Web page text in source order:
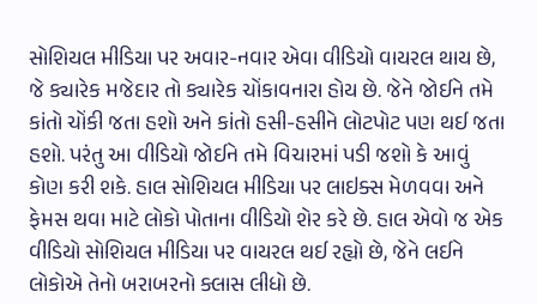
સોશિયલ મીડિયા પર અવાર-નવાર એવા વીડિયો વાયરલ થાય છે,
જે ક્યારેક મજેદાર તો ક્યારેક ચોંકાવનારા હોય છે. જેને જોઈને તમે
કાંતો ચોંકી જતા હશો અને કાંતો હસી-હસીને લોટપોટ પણ થઈ જતા
હશો. પરંતુ આ વીડિયો જોઈને તમે વિચારમાં પડી જશો કે આવું
કોણ કરી શકે. હાલ સોશિયલ મીડિયા પર લાઇક્સ મેળવવા અને
ફેમસ થવા માટે લોકો પોતાના વીડિયો શેર કરે છે. હાલ એવો જ એક
વીડિયો સોશિયલ મીડિયા પર વાયરલ થઈ રહ્યો છે, જેને લઈને
લોકોએ તેનો બરાબરનો ક્લાસ લીધો છે.